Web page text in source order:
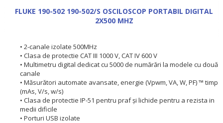
FLUKE 190-502 190-502/S OSCILOSCOP PORTABIL DIGITAL
2X500 MHZ
• 2-canale izolate 500MHz
• Clasa de protectie CAT III 1000 V, CAT IV 600 V
• Multimetru digital dedicat cu 5000 de numărări la modele cu două
canale
• Măsurători automate avansate, energie (Vpwm, VA, W, PF) ™ timp
(mAs, V/s, w/s)
• Clasa de protectie IP-51 pentru praf şi lichide pentru a rezista in
medii dificile
• Porturi USB izolate